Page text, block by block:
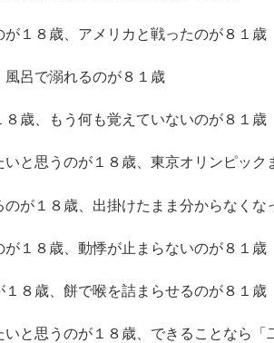
が１８歳、アメリカと戦ったのが８１歳
風呂で溺れるのが８１歳
８歳、もう何も覚えていないのが８１歳
いと思うのが１８歳、東京オリンピッ
のが１８歳、出掛けたまま分からなく
が１８歳、動悸が止まらないのが８１歳
１８歳、餅で喉を詰まらせるのが８１歳
いと思うのが１８歳、できることなら「